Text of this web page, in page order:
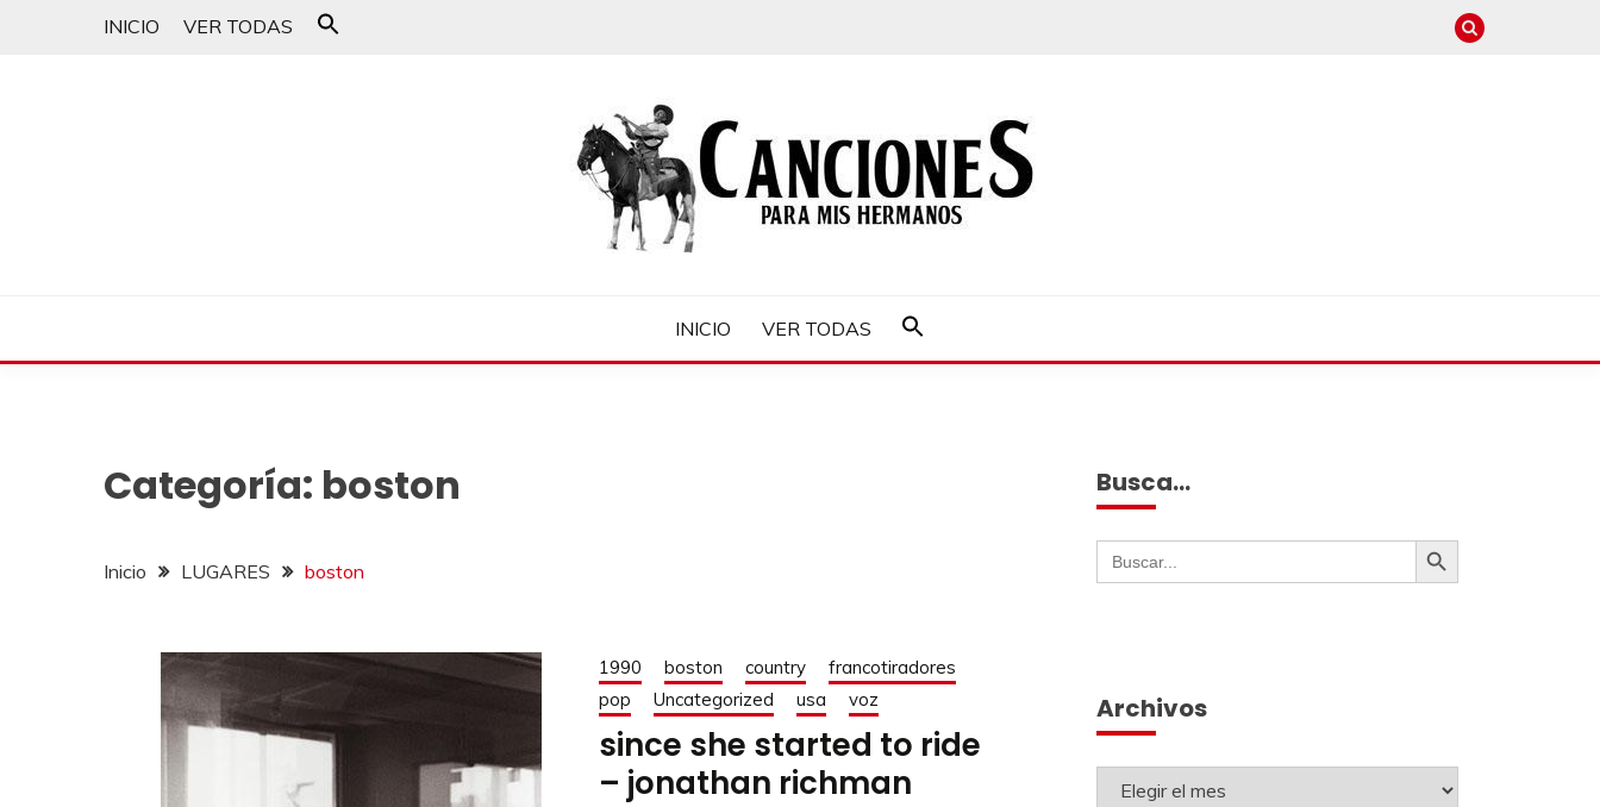
INICIO VER TODAS
INICIO VER TODAS
Botón de búsqueda
Categoría: boston
Inicio LUGARES boston
1990 boston country
francotiradores
pop
Uncategorized usa voz
since she started to ride
– jonathan richman
Busca…
Buscar: Botón de búsqueda
Archivos